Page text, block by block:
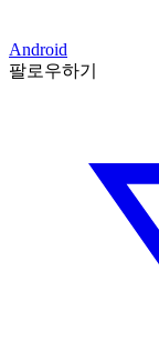
Android
팔로우하기